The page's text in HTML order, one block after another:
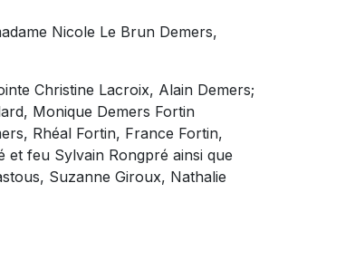
Nicole Le Brun Demers,
Christine Lacroix, Alain Demers;
Monique Demers Fortin
Rhéal Fortin, France Fortin,
et feu Sylvain Rongpré ainsi que
Suzanne Giroux, Nathalie